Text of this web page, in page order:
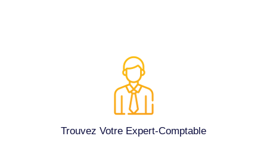
Trouvez Votre Expert-Comptable